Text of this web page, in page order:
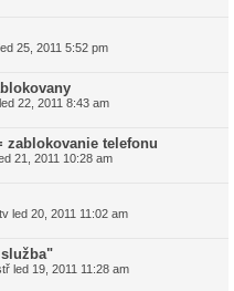
25, 2011 5:52 pm
22, 2011 8:43 am
zablokovanie telefonu
21, 2011 10:28 am
led 20, 2011 11:02 am
služba"
led 19, 2011 11:28 am